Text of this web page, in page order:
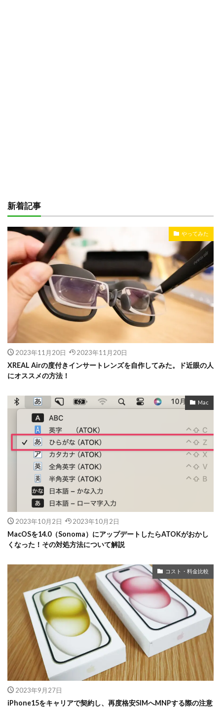
新着記事
やってみた
2023年11月20日 2023年11月20日
XREAL Airの度付きインサートレンズを自作してみた。ド近眼の人
にオススメの方法！
Mac
2023年10月2日 2023年10月2日
MacOSを14.0（Sonoma）にアップデートしたらATOKがおかし
くなった！その対処方法について解説
コスト・料金比較
2023年9月27日
iPhone15をキャリアで契約し、再度格安SIMへMNPする際の注意